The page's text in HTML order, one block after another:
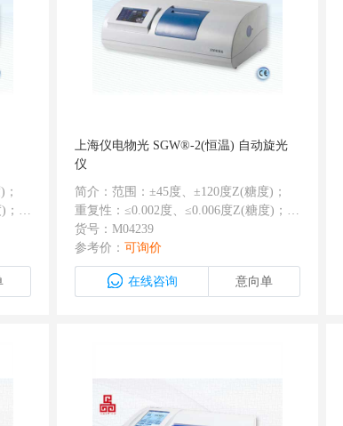
单
管
；
动
上海仪电物光 SGW®-2(恒温) 自动旋光
仪
简介：范围：±45度、±120度Z(糖度)；
重复性：≤0.002度、≤0.006度Z(糖度)；
最小读数单位：0.001度； 有USB接口；
发光二级管加滤光片代替钠光灯，终身不
用换灯； 可测试比旋度、旋光度、糖
度； 可自动重复测6次并计算增均值和均
货号：M04239
参考价：可询价
在线咨询 意向单